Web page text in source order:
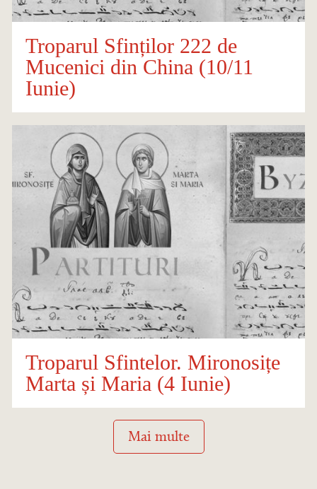
Troparul Sfinților 222 de
Mucenici din China (10/11
Iunie)
Troparul Sfintelor. Mironosițe
Marta și Maria (4 Iunie)
Mai multe